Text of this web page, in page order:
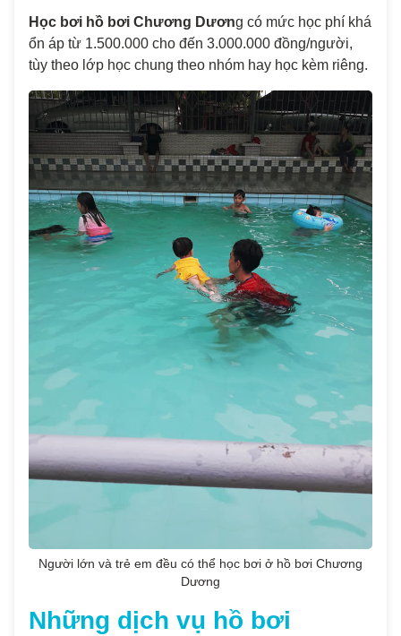
Học bơi hồ bơi Chương Dương có mức học phí khá
ổn áp từ 1.500.000 cho đến 3.000.000 đồng/người,
tùy theo lớp học chung theo nhóm hay học kèm riêng.
Người lớn và trẻ em đều có thể học bơi ở hồ bơi Chương
Dương
Những dịch vụ hồ bơi